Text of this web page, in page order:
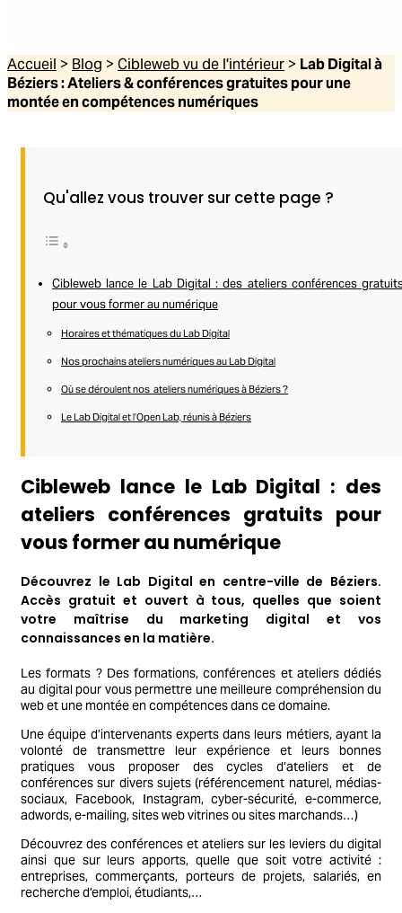
Accueil > Blog > Cibleweb vu de l'intérieur > Lab Digital à
Béziers : Ateliers & conférences gratuites pour une
montée en compétences numériques
Qu'allez vous trouver sur cette page ?
Cibleweb lance le Lab Digital : des ateliers conférences
pour vous former au numérique
Horaires et thématiques du Lab Digital
Nos prochains ateliers numériques au Lab Digital
Où se déroulent nos ateliers numériques à Béziers ?
Le Lab Digital et l’Open Lab, réunis à Béziers
Cibleweb lance le Lab Digital : des
ateliers conférences gratuits pour
vous former au numérique
Découvrez le Lab Digital en centre-ville de Béziers.
Accès gratuit et ouvert à tous, quelles que soient
votre maîtrise du marketing digital et vos
connaissances en la matière.
Les formats ? Des formations, conférences et ateliers dédiés
au digital pour vous permettre une meilleure compréhension du
web et une montée en compétences dans ce domaine.
Une équipe d’intervenants experts dans leurs métiers, ayant la
volonté de transmettre leur expérience et leurs bonnes
pratiques vous proposer des cycles d’ateliers et de
conférences sur divers sujets (référencement naturel, médias-
sociaux, Facebook, Instagram, cyber-sécurité, e-commerce,
adwords, e-mailing, sites web vitrines ou sites marchands…)
Découvrez des conférences et ateliers sur les leviers du digital
ainsi que sur leurs apports, quelle que soit votre activité :
entreprises, commerçants, porteurs de projets, salariés, en
recherche d’emploi, étudiants,…